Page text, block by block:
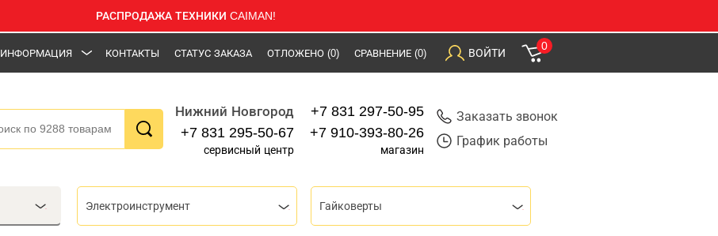
РАСПРОДАЖА ТЕХНИКИ CAIMAN!
ИНФОРМАЦИЯ КОНТАКТЫ СТАТУС ЗАКАЗА ОТЛОЖЕНО (0) СРАВНЕНИЕ (0) ВОЙТИ
0
Нижний Новгород
+7 831 295-50-67
сервисный центр
+7 831 297-50-95
+7 910-393-80-26
магазин
Заказать звонок
График работы
Электроинструмент Гайковерты